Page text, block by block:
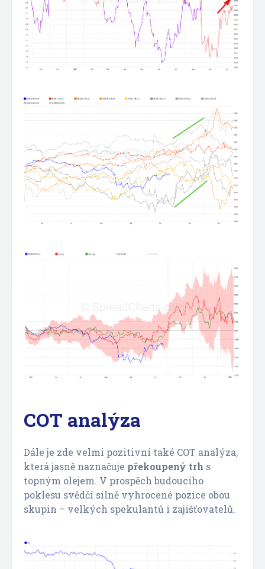
COT analýza
Dále je zde velmi pozitivní také COT analýza,
která jasně naznačuje překoupený trh s
topným olejem. V prospěch budoucího
poklesu svědčí silně vyhrocené pozice obou
skupin – velkých spekulantů i zajišťovatelů.